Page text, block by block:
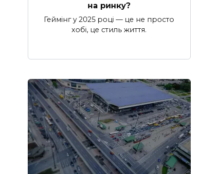
на ринку?
Геймінг у 2025 році — це не просто
хобі, це стиль життя.